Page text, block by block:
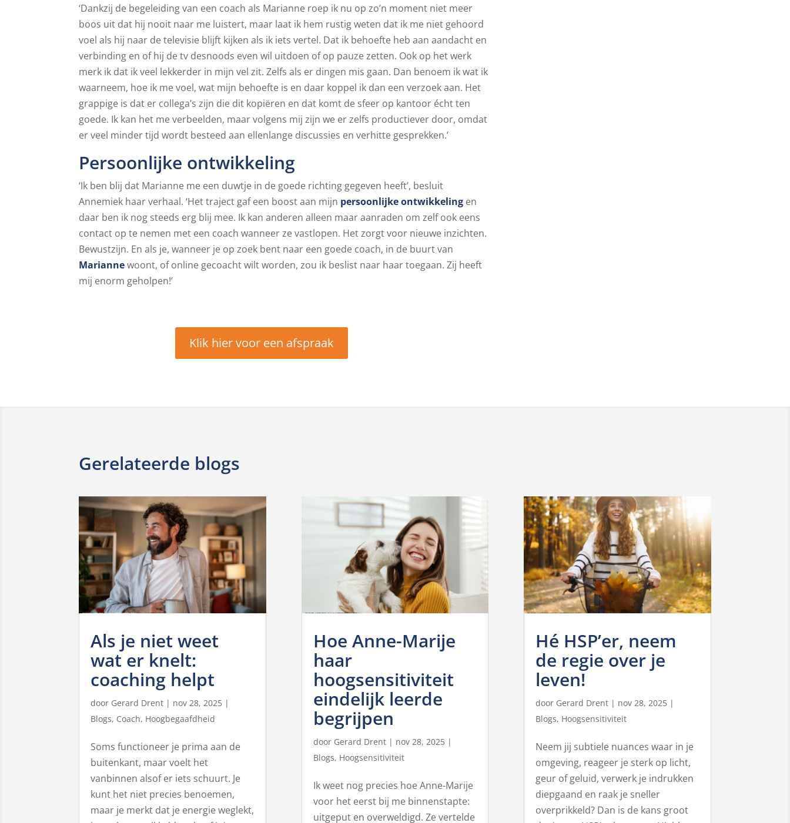
‘Dankzij de begeleiding van een coach als Marianne roep ik nu op zo’n moment niet meer
boos uit dat hij nooit naar me luistert, maar laat ik hem rustig weten dat ik me niet gehoord
voel als hij naar de televisie blijft kijken als ik iets vertel. Dat ik behoefte heb aan aandacht en
verbinding en of hij de tv desnoods even wil uitdoen of op pauze zetten. Ook op het werk
merk ik dat ik veel lekkerder in mijn vel zit. Zelfs als er dingen mis gaan. Dan benoem ik wat ik
waarneem, hoe ik me voel, wat mijn behoefte is en daar koppel ik dan een verzoek aan. Het
grappige is dat er collega’s zijn die dit kopiëren en dat komt de sfeer op kantoor écht ten
goede. Ik kan het me verbeelden, maar volgens mij zijn we er zelfs productiever door, omdat
er veel minder tijd wordt besteed aan ellenlange discussies en verhitte gesprekken.’
Persoonlijke ontwikkeling
‘Ik ben blij dat Marianne me een duwtje in de goede richting gegeven heeft’, besluit
Annemiek haar verhaal. ‘Het traject gaf een boost aan mijn persoonlijke ontwikkeling en
daar ben ik nog steeds erg blij mee. Ik kan anderen alleen maar aanraden om zelf ook eens
contact op te nemen met een coach wanneer ze vastlopen. Het zorgt voor nieuwe inzichten.
Bewustzijn. En als je, wanneer je op zoek bent naar een goede coach, in de buurt van
Mariannewoont, of online gecoacht wilt worden, zou ik beslist naar haar toegaan. Zij heeft
mij enorm geholpen!’
Klik hier voor een afspraak
Gerelateerde blogs
Als je niet weet
wat er knelt:
coaching helpt
door Gerard Drent | nov 28, 2025 |
Blogs, Coach, Hoogbegaafdheid
Soms functioneer je prima aan de
buitenkant, maar voelt het
vanbinnen alsof er iets schuurt. Je
kunt het niet precies benoemen,
maar je merkt dat je energie weglekt,
Hoe Anne-Marije
haar
hoogsensitiviteit
eindelijk leerde
begrijpen
door Gerard Drent| nov 28, 2025|
Blogs, Hoogsensitiviteit
Ik weet nog precies hoe Anne-Marije
voor het eerst bij me binnenstapte:
uitgeput en overweldigd. Ze vertelde
Hé HSP’er, neem
de regie over je
leven!
door Gerard Drent| nov 28, 2025|
Blogs, Hoogsensitiviteit
Neem jij subtiele nuances waar in je
omgeving, reageer je sterk op licht,
geur of geluid, verwerk je indrukken
diepgaand en raak je sneller
overprikkeld? Dan is de kans groot